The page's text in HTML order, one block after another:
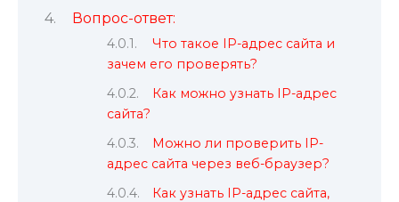
Вопрос-ответ:
Что такое IP-адрес сайта и
зачем его проверять?
Как можно узнать IP-адрес
сайта?
Можно ли проверить IP-
адрес сайта через веб-браузер?
Как узнать IP-адрес сайта,